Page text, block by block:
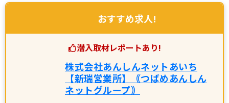
おすすめ求人!
潜入取材レポートあり!
株式会社あんしんネットあいち
【新瑞営業所】｟つばめあんしん
ネットグループ｠